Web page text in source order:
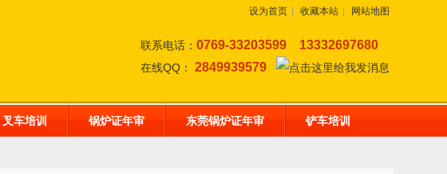
设为首页 收藏本站 网站地图
联系电话： 0769-33203599 13332697680
在线QQ： 2849939579
叉车培训 锅炉证年审 东莞锅炉证年审 铲车培训